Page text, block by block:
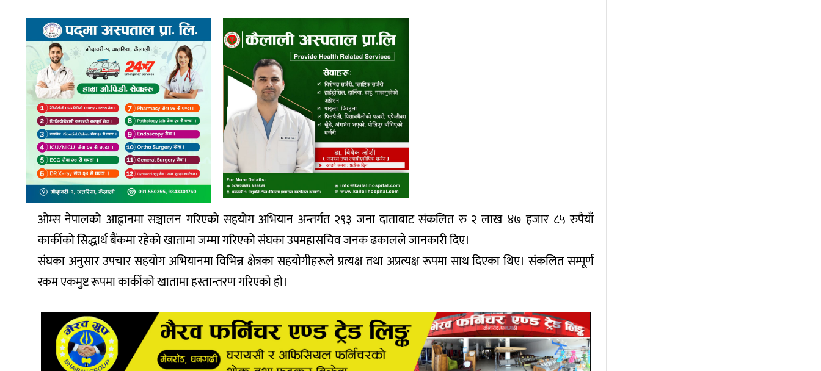
ओम्स नेपालको आह्वानमा सञ्चालन गरिएको सहयोग अभियान अन्तर्गत २९३ जना दाताबाट संकलित रु २ लाख ४७ हजार ८५ रुपैयाँ
कार्कीको सिद्धार्थ बैंकमा रहेको खातामा जम्मा गरिएको संघका उपमहासचिव जनक ढकालले जानकारी दिए।
संघका अनुसार उपचार सहयोग अभियानमा विभिन्न क्षेत्रका सहयोगीहरूले प्रत्यक्ष तथा अप्रत्यक्ष रूपमा साथ दिएका थिए। संकलित सम्पूर्ण
रकम एकमुष्ट रूपमा कार्कीको खातामा हस्तान्तरण गरिएको हो।